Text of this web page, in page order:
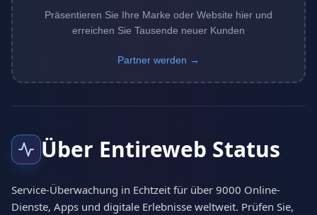
Präsentieren Sie Ihre Marke oder Website hier und
erreichen Sie Tausende neuer Kunden
Partner werden →
Über Entireweb Status
Service-Überwachung in Echtzeit für über 9000 Online-
Dienste, Apps und digitale Erlebnisse weltweit. Prüfen Sie,